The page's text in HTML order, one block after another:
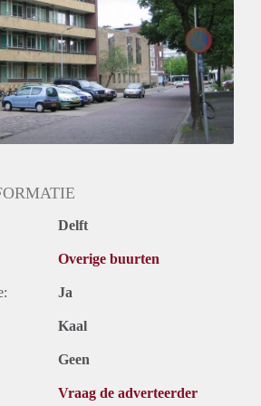
Delft
Overige buurten
Ja
Kaal
Geen
Vraag de adverteerder